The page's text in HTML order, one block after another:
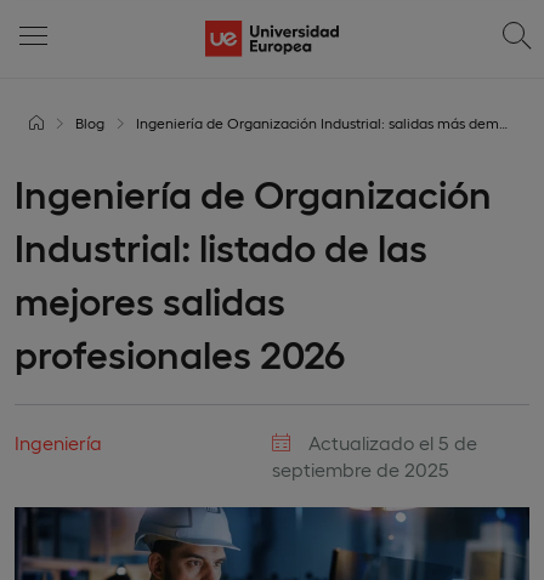
Blog Ingeniería de Organización Industrial: salidas más demandadas
Ingeniería de Organización
Industrial: listado de las
mejores salidas
profesionales 2026
Ingeniería
Actualizado el 5 de
septiembre de 2025